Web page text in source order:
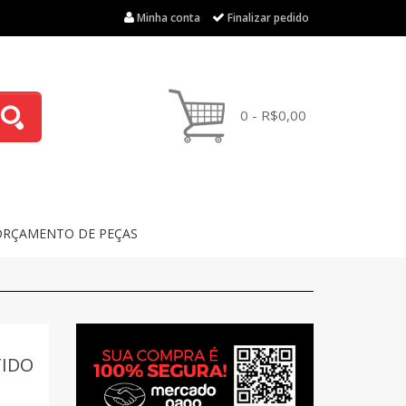
Minha conta Finalizar pedido
0 - R$0,00
DE PEÇAS